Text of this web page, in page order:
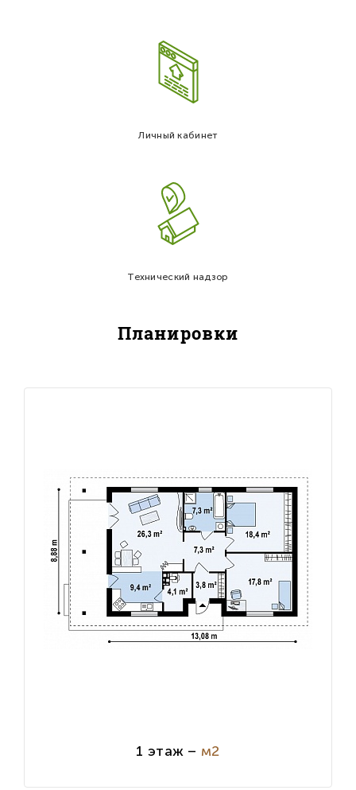
Личный кабинет
Технический надзор
Планировки
1 этаж – м2